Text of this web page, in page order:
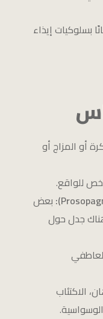
بسلوكيات إيذاء
أو المزاج أو
للواقع.
بعض
هناك جدل حول
الاكتئاب